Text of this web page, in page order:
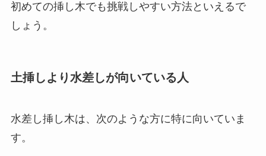
初めての挿し木でも挑戦しやすい方法といえるで
しょう。
土挿しより水差しが向いている人
水差し挿し木は、次のような方に特に向いていま
す。